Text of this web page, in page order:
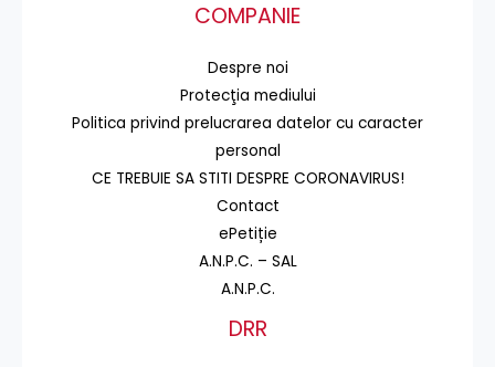
COMPANIE
Despre noi
Protecţia mediului
Politica privind prelucrarea datelor cu caracter
personal
CE TREBUIE SA STITI DESPRE CORONAVIRUS!
Contact
ePetiție
A.N.P.C. – SAL
A.N.P.C.
DRR